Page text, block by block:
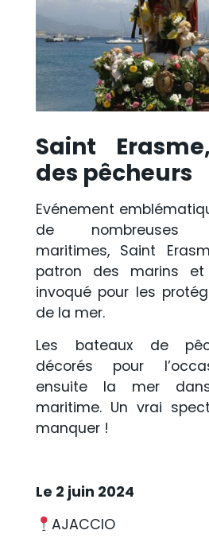
Saint
des pêcheurs
Evénement
de nombreuses
maritimes, Saint
patron des marins et
invoqué pour les
de la mer.
Les bateaux de
décorés pour
ensuite la mer
maritime. Un vrai
manquer !
Le 2 juin 2024
AJACCIO